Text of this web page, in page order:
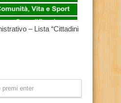
– Lista “Cittadini